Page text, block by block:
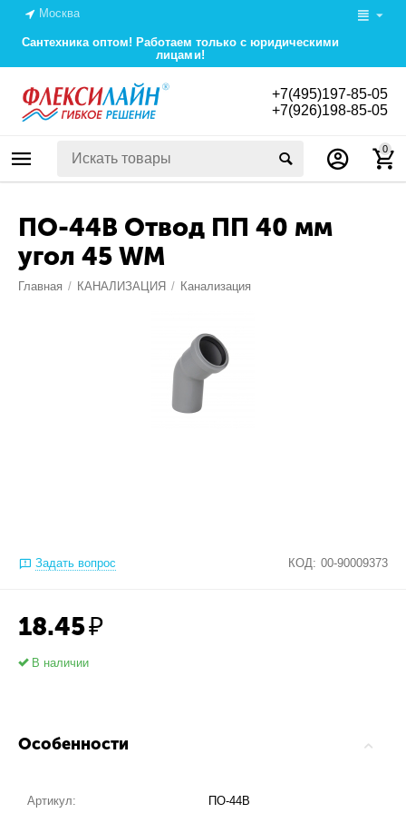
Москва
Сантехника оптом! Работаем только с юридическими
лицами!
+7(495)197-85-05
+7(926)198-85-05
0
ПО-44В Отвод ПП 40 мм
угол 45 WM
Главная / КАНАЛИЗАЦИЯ / Канализация
Задать вопрос КОД: 00-90009373
18.45₽
В наличии
Особенности
Артикул: ПО-44В